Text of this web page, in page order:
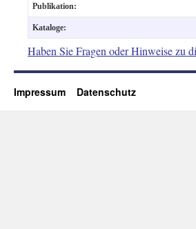
Publikation:
Kataloge:
Haben Sie Fragen oder Hinweise zu
Impressum Datenschutz